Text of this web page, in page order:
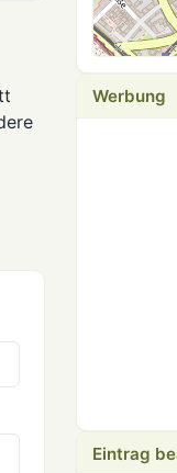
Werbung
Eintrag